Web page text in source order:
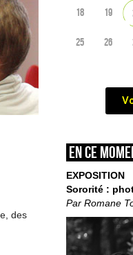
des
18 19
25 26
En ce
EXPOSITION
Sororité :
Par Romane